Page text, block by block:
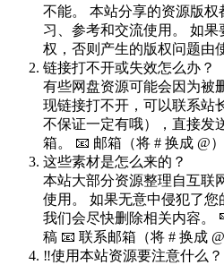
不能。 本站分享的资源版
习、参考和交流使用。 如
权，否则产生的版权问题由
链接打不开或失效怎么办？
有些网盘资源可能会因为被
现链接打不开，可以联系站
不保证一定有哦），直接发
箱。 📧 邮箱（将 # 换成 @）
这些素材是怎么来的？
本站大部分资源整理自互联
使用。 如果无意中侵犯了您
我们会尽快删除相关内容。
稿 📧 联系邮箱（将 # 换成
‼️使用本站资源要注意什么？